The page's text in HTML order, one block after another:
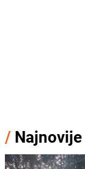
/ Najnovije